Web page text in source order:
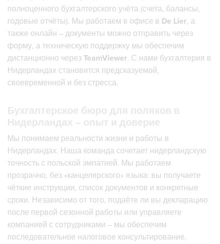
полноценного бухгалтерского учёта (счета, балансы,
годовые отчёты). Мы работаем в офисе в De Lier, а
также онлайн – документы можно отправить через
форму, а техническую поддержку мы обеспечим
дистанционно через TeamViewer. С нами бухгалтерия в
Нидерландах становится предсказуемой,
своевременной и без стресса.
Мы понимаем реальности жизни и работы в
Нидерландах. Наша команда сочетает нидерландскую
точность с польской эмпатией. Мы работаем
прозрачно, без «канцелярского» языка: вы получаете
чёткие инструкции, список документов и конкретные
сроки. Независимо от того, подаёте ли вы декларацию
после первой сезонной работы или управляете
компанией с сотрудниками – мы обеспечим
последовательное налоговое консультирование,